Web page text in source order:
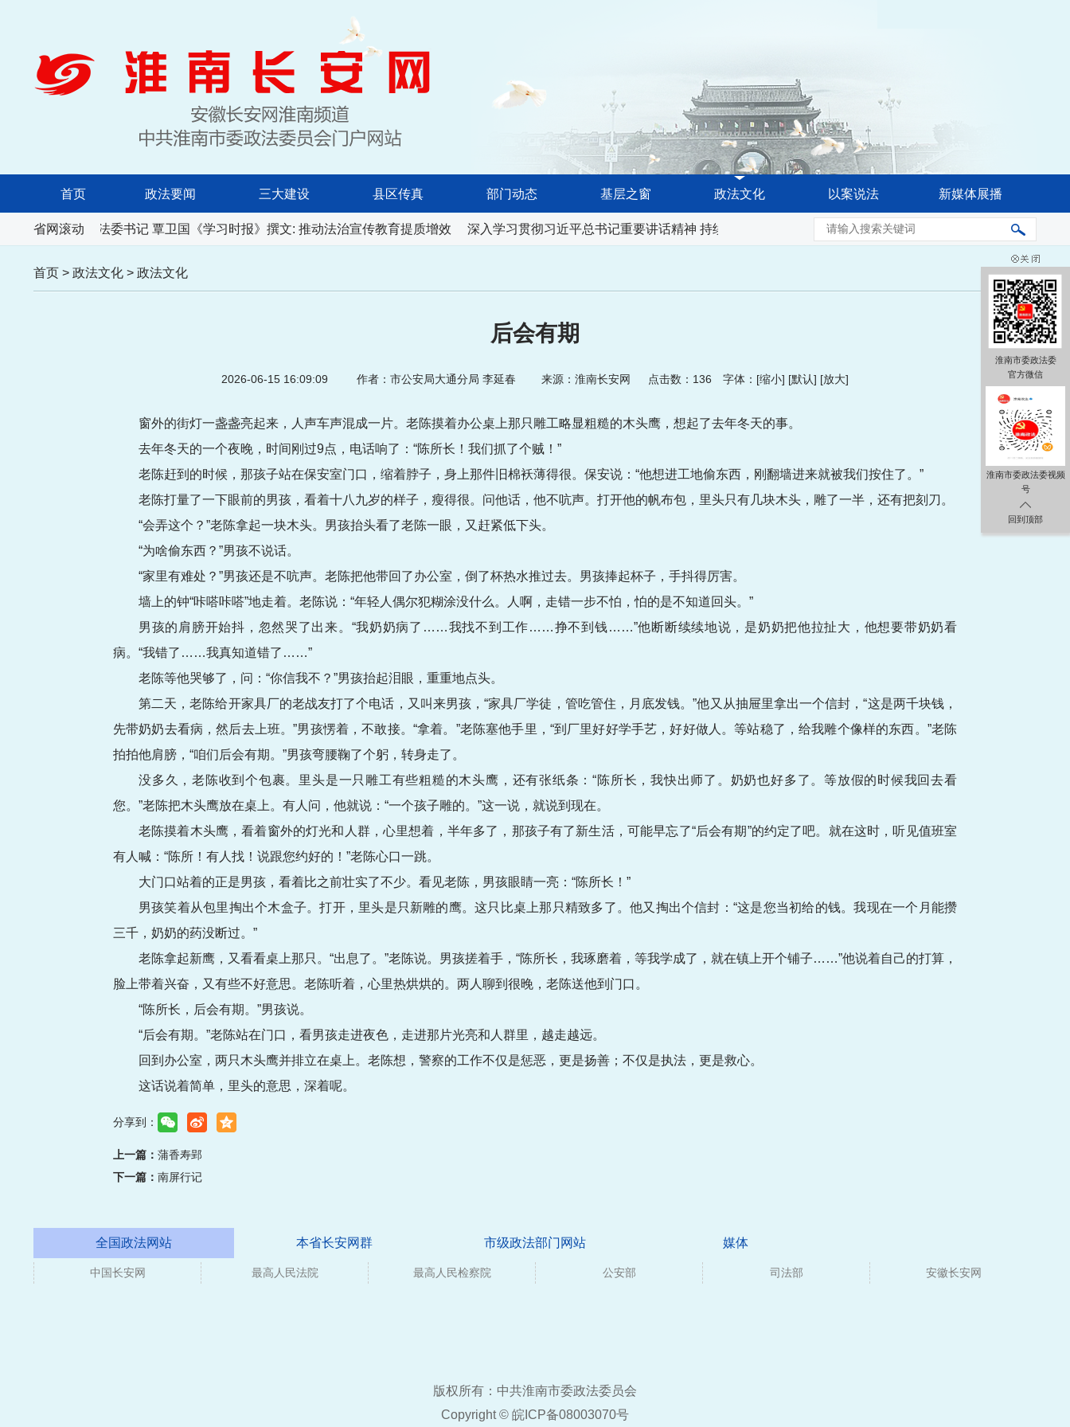
首页 政法要闻 三大建设 县区传真 部门动态 基层之窗 政法文化 以案说法 新媒体展播
省网滚动
省委常委、政法委书记 覃卫国《学习时报》撰文: 推动法治宣传教育提质增效 深入学习贯彻习近平总书记重要讲话精神 持续下大气力精准务实开展整改整治 汲取榜样力量 勇于创先争
首页 > 政法文化 > 政法文化
后会有期
2026-06-15 16:09:09 作者：市公安局大通分局 李延春 来源：淮南长安网 点击数： 136 字体：[缩小] [默认] [放大]
窗外的街灯一盏盏亮起来，人声车声混成一片。老陈摸着办公桌上那只雕工略显粗糙的木头鹰，想起了去年冬天的事。
去年冬天的一个夜晚，时间刚过9点，电话响了：“陈所长！我们抓了个贼！”
老陈赶到的时候，那孩子站在保安室门口，缩着脖子，身上那件旧棉袄薄得很。保安说：“他想进工地偷东西，刚翻墙进来就被我们按住了。”
老陈打量了一下眼前的男孩，看着十八九岁的样子，瘦得很。问他话，他不吭声。打开他的帆布包，里头只有几块木头，雕了一半，还有把刻刀。
“会弄这个？”老陈拿起一块木头。男孩抬头看了老陈一眼，又赶紧低下头。
“为啥偷东西？”男孩不说话。
“家里有难处？”男孩还是不吭声。老陈把他带回了办公室，倒了杯热水推过去。男孩捧起杯子，手抖得厉害。
墙上的钟“咔嗒咔嗒”地走着。老陈说：“年轻人偶尔犯糊涂没什么。人啊，走错一步不怕，怕的是不知道回头。”
男孩的肩膀开始抖，忽然哭了出来。“我奶奶病了……我找不到工作……挣不到钱……”他断断续续地说，是奶奶把他拉扯大，他想要带奶奶看
病。“我错了……我真知道错了……”
老陈等他哭够了，问：“你信我不？”男孩抬起泪眼，重重地点头。
第二天，老陈给开家具厂的老战友打了个电话，又叫来男孩，“家具厂学徒，管吃管住，月底发钱。”他又从抽屉里拿出一个信封，“这是两千块钱，
先带奶奶去看病，然后去上班。”男孩愣着，不敢接。“拿着。”老陈塞他手里，“到厂里好好学手艺，好好做人。等站稳了，给我雕个像样的东西。”老陈
拍拍他肩膀，“咱们后会有期。”男孩弯腰鞠了个躬，转身走了。
没多久，老陈收到个包裹。里头是一只雕工有些粗糙的木头鹰，还有张纸条：“陈所长，我快出师了。奶奶也好多了。等放假的时候我回去看
您。”老陈把木头鹰放在桌上。有人问，他就说：“一个孩子雕的。”这一说，就说到现在。
老陈摸着木头鹰，看着窗外的灯光和人群，心里想着，半年多了，那孩子有了新生活，可能早忘了“后会有期”的约定了吧。就在这时，听见值班室
有人喊：“陈所！有人找！说跟您约好的！”老陈心口一跳。
大门口站着的正是男孩，看着比之前壮实了不少。看见老陈，男孩眼睛一亮：“陈所长！”
男孩笑着从包里掏出个木盒子。打开，里头是只新雕的鹰。这只比桌上那只精致多了。他又掏出个信封：“这是您当初给的钱。我现在一个月能攒
三千，奶奶的药没断过。”
老陈拿起新鹰，又看看桌上那只。“出息了。”老陈说。男孩搓着手，“陈所长，我琢磨着，等我学成了，就在镇上开个铺子……”他说着自己的打算，
脸上带着兴奋，又有些不好意思。老陈听着，心里热烘烘的。两人聊到很晚，老陈送他到门口。
“陈所长，后会有期。”男孩说。
“后会有期。”老陈站在门口，看男孩走进夜色，走进那片光亮和人群里，越走越远。
回到办公室，两只木头鹰并排立在桌上。老陈想，警察的工作不仅是惩恶，更是扬善；不仅是执法，更是救心。
这话说着简单，里头的意思，深着呢。
分享到：
上一篇： 蒲香寿郢
下一篇： 南屏行记
全国政法网站 本省长安网群 市级政法部门网站 媒体
中国长安网 最高人民法院 最高人民检察院 公安部 司法部 安徽长安网
版权所有：中共淮南市委政法委员会
Copyright © 皖ICP备08003070号
淮南市委政法委
官方微信
淮南市委政法委视频
号
回到顶部